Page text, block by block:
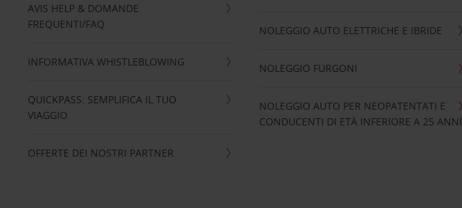
AVIS HELP & DOMANDE
FREQUENTI/FAQ
INFORMATIVA WHISTLEBLOWING
QUICKPASS: SEMPLIFICA IL TUO
VIAGGIO
OFFERTE DEI NOSTRI PARTNER
NOLEGGIO AUTO ELETTRICHE E IBRIDE
NOLEGGIO FURGONI
NOLEGGIO AUTO PER NEOPATENTATI E
CONDUCENTI DI ETÀ INFERIORE A 25 ANNI